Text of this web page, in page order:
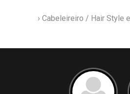
› Cabeleireiro / Hair Style